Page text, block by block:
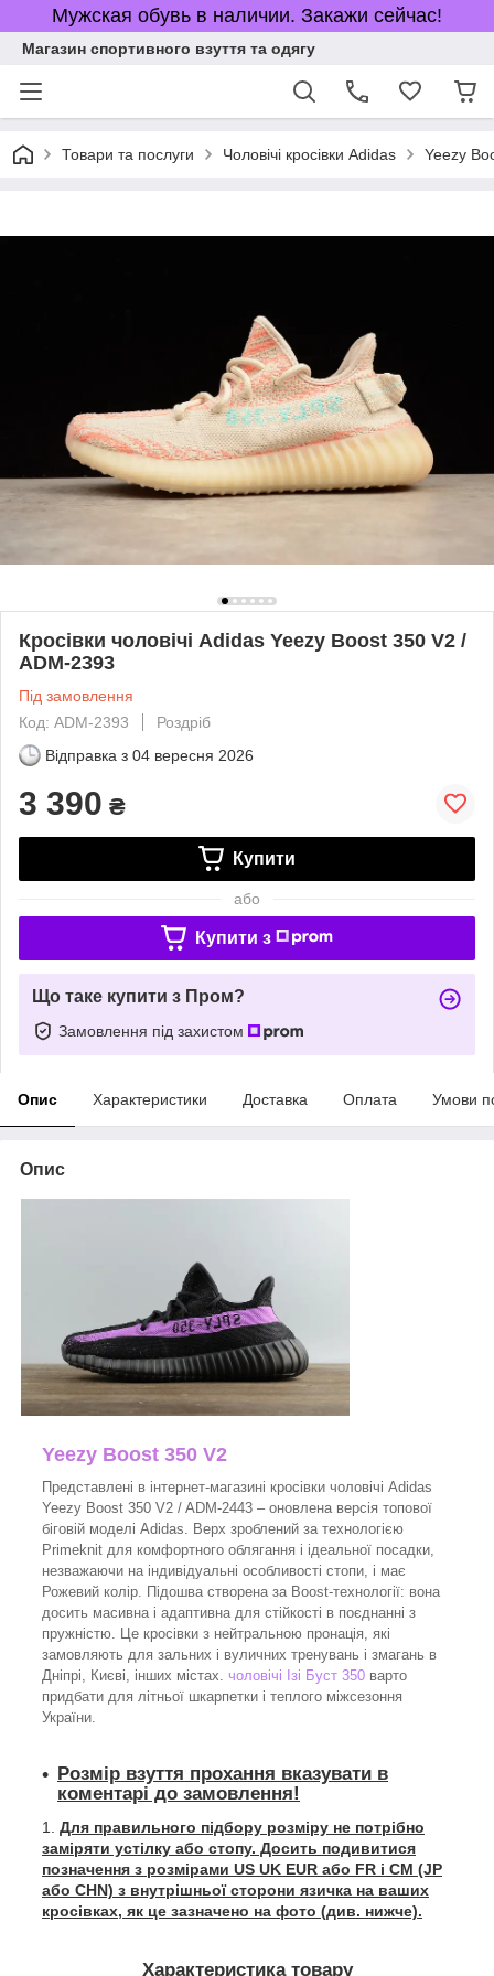
Мужская обувь в наличии. Закажи сейчас!
Магазин спортивного взуття та одягу
Товари та послуги Чоловічі кросівки Adidas Yeezy
Кросівки чоловічі Adidas Yeezy Boost 350 V2 /
ADM-2393
Під замовлення
Код: ADM-2393
Роздріб
Відправка з 04 вересня 2026
3 390 ₴
Купити
або
Купити з
Що таке купити з Пром?
Замовлення під захистом
Опис Характеристики Доставка Оплата Умови
Опис
Yeezy Boost 350 V2
Представлені в інтернет-магазині кросівки чоловічі Adidas
Yeezy Boost 350 V2 / ADM-2443 – оновлена версія топової
біговій моделі Adidas. Верх зроблений за технологією
Primeknit для комфортного облягання і ідеальної посадки,
незважаючи на індивідуальні особливості стопи, і має
Рожевий колір. Підошва створена за Boost-технології: вона
досить масивна і адаптивна для стійкості в поєднанні з
пружністю. Це кросівки з нейтральною пронація, які
замовляють для зальних і вуличних тренувань і змагань в
Дніпрі, Києві, інших містах. чоловічі Ізі Буст 350 варто
придбати для літньої шкарпетки і теплого міжсезоння
України.
Розмір взуття прохання вказувати в
коментарі до замовлення!
Для правильного підбору розміру не потрібно
заміряти устілку або стопу. Досить подивитися
позначення з розмірами US UK EUR або FR і СМ (JP
або CHN) з внутрішньої сторони язичка на ваших
кросівках, як це зазначено на фото (див. нижче).
Характеристика товару